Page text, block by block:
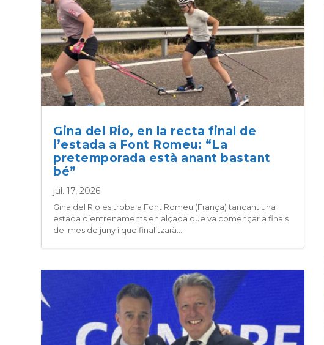
Gina del Rio, en la recta final de
l’estada a Font Romeu: “La
pretemporada està anant bastant
bé”
jul. 17, 2026
Gina del Rio es troba a Font Romeu (França) tancant una
estada d’entrenaments en alçada que va començar a finals
del mes de juny i que finalitzarà...